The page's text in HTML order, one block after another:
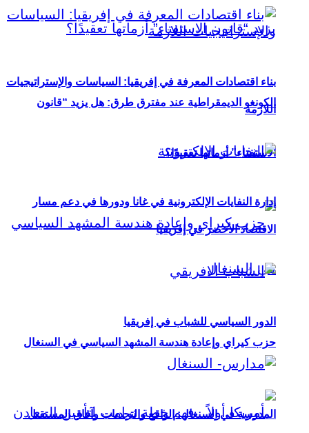
الكونغو الديمقراطية عند مفترق طرق: هل يزيد “قانون
الاستفتاء” أزماتها تعقيدًا؟
حزب كيراي وإعادة هندسة المشهد السياسي في السنغال
بناء اقتصادات المعرفة في إفريقيا: السياسات والإستراتيجيات
اللازمة
إدارة النفايات الإلكترونية في غانا ودورها في دعم مسار
الاقتصاد الأخضر في إفريقيا
الدور السياسي للشباب في إفريقيا
المدرسة في السنغال: الواقع والتحديات وآفاق المستقبل